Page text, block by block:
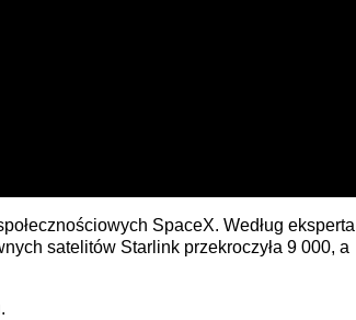
SpaceX. Według eksperta
satelitów Starlink przekroczyła 9 000, a